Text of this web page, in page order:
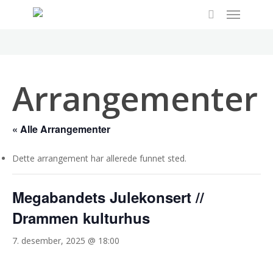
Menu
Arrangementer
« Alle Arrangementer
Dette arrangement har allerede funnet sted.
Megabandets Julekonsert //
Drammen kulturhus
7. desember, 2025 @ 18:00